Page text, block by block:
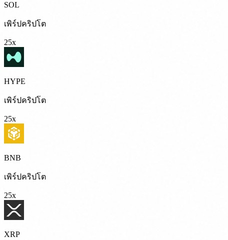
SOL
เพิร์ปคริปโต
25x
HYPE
เพิร์ปคริปโต
25x
BNB
เพิร์ปคริปโต
25x
XRP